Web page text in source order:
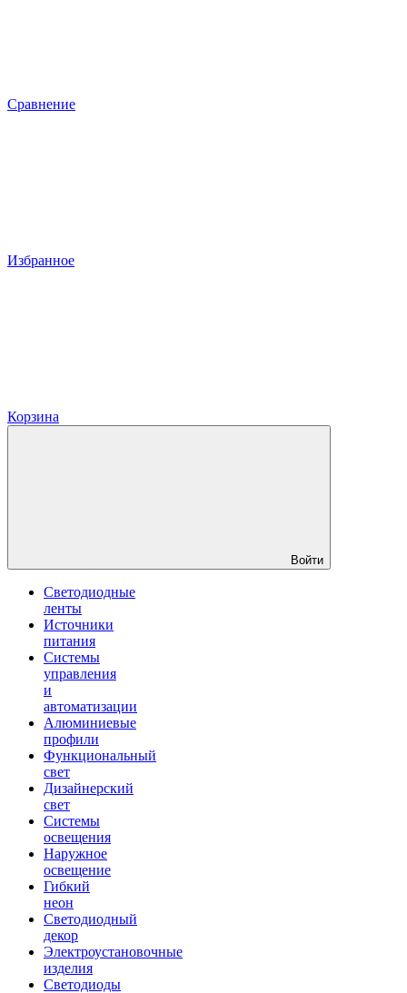
Сравнение
Избранное
Корзина
Войти
Светодиодные
ленты
Источники
питания
Системы
управления
и
автоматизации
Алюминиевые
профили
Функциональный
свет
Дизайнерский
свет
Системы
освещения
Наружное
освещение
Гибкий
неон
Светодиодный
декор
Электроустановочные
изделия
Светодиоды